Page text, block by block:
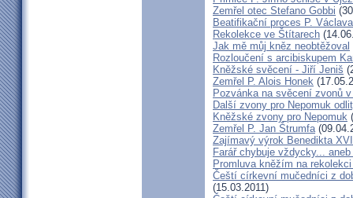
Zemřel otec Stefano Gobbi
Beatifikační proces P.
Rekolekce ve Štítarech
Jak mě můj kněz neobtěžoval
Rozloučení s arcibiskupem
Kněžské svěcení - Jiří Jeniš
Zemřel P. Alois Honek
Pozvánka na svěcení zvonů
Další zvony pro Nepomuk
Kněžské zvony pro Nepomuk
Zemřel P. Jan Štrumfa
Zajímavý výrok Benedikta
Farář chybuje vždycky...
Promluva kněžím na
Čeští církevní mučedníci z
(15.03.2011)